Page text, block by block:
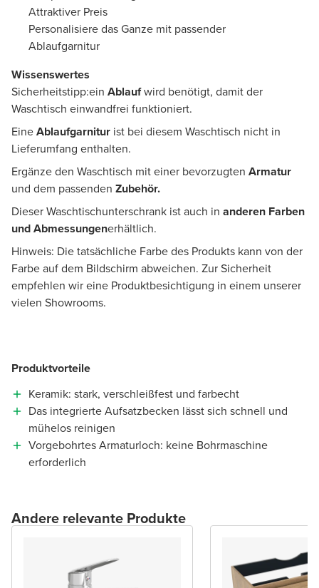
Attraktiver Preis
Personalisiere das Ganze mit passender
Ablaufgarnitur
Wissenswertes
Sicherheitstipp:ein Ablaufwird benötigt, damit der
Waschtisch einwandfrei funktioniert.
EineAblaufgarnitur ist bei diesem Waschtisch nicht in
Lieferumfang enthalten.
Ergänze den Waschtisch mit einer bevorzugten Armatur
und dem passenden Zubehör.
Dieser Waschtischunterschrank ist auch in anderen Farben
und Abmessungenerhältlich.
Hinweis: Die tatsächliche Farbe des Produkts kann von der
Farbe auf dem Bildschirm abweichen. Zur Sicherheit
empfehlen wir eine Produktbesichtigung in einem unserer
vielen Showrooms.
Produktvorteile
Keramik: stark, verschleißfest und farbecht
Das integrierte Aufsatzbecken lässt sich schnell und
mühelos reinigen
Vorgebohrtes Armaturloch: keine Bohrmaschine
erforderlich
Andere relevante Produkte